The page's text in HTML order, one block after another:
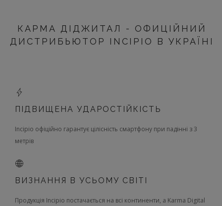
ЕКО-ЧОХЛИ ДЛЯ IPHONE
КАРМА ДІДЖИТАЛ - ОФИЦІЙНИЙ
ДИСТРИБЬЮТОР INCIPIO В УКРАЇНІ
ПІДВИЩЕНА УДАРОСТІЙКІСТЬ
Incipio офіційно гарантує цілісність смартфону при падінні з 3
метрів
ВИЗНАННЯ В УСЬОМУ СВІТІ
Продукція Incipio постачається на всі континенти, а Karma Digital